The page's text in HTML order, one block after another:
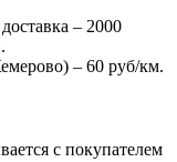
– 2000
– 60 руб/км.
с покупателем